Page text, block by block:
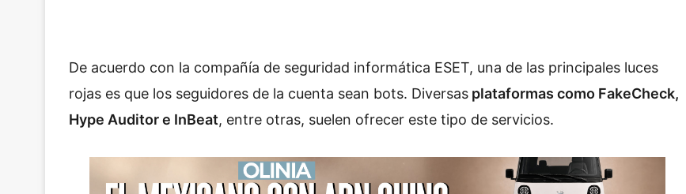
De acuerdo con la compañía de seguridad informática ESET, una de las principales luces
rojas es que los seguidores de la cuenta sean bots. Diversas plataformas como FakeCheck,
Hype Auditor e InBeat, entre otras, suelen ofrecer este tipo de servicios.